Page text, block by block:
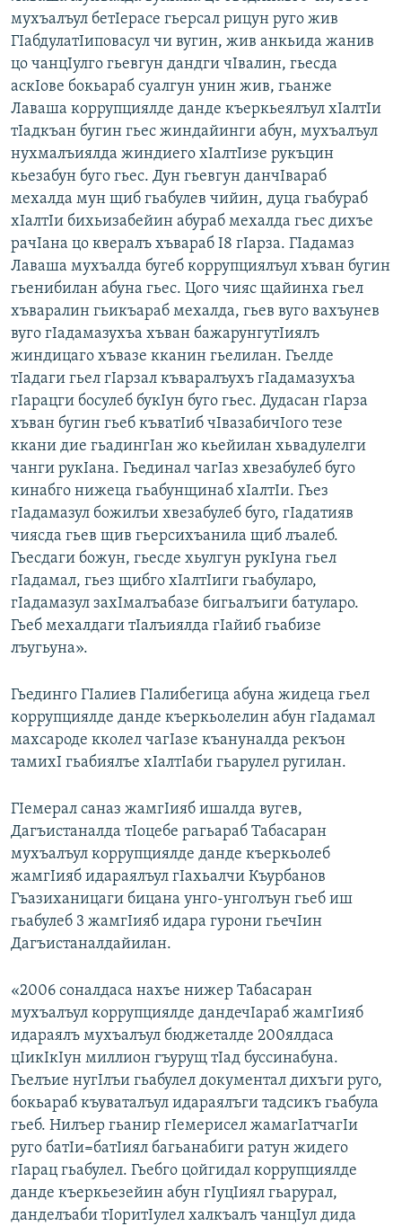
мухъалъул бетIерасе гьерсал рицун руго жив
ГIабдулатIиповасул чи вугин, жив анкьида жанив
цо чанцIулго гьевгун дандги чIвалин, гьесда
аскIове бокьараб суалгун унин жив, гьанже
Лаваша коррупциялде данде къеркьеялъул хIалтIи
тIадкъан бугин гьес жиндайинги абун, мухъалъул
нухмалъиялда жиндиего хIалтIизе рукъцин
кьезабун буго гьес. Дун гьевгун данчIвараб
мехалда мун щиб гьабулев чийин, дуца гьабураб
хIалтIи бихьизабейин абураб мехалда гьес дихъе
рачIана цо квералъ хъвараб I8 гIарза. ГIадамаз
Лаваша мухъалда бугеб коррупциялъул хъван бугин
гьенибилан абуна гьес. Цого чияс щайинха гьел
хъваралин гьикъараб мехалда, гьев вуго вахъунев
вуго гIадамазухъа хъван бажарунгутIиялъ
жиндицаго хъвазе кканин гьелилан. Гьелде
тIадаги гьел гIарзал къваралъухъ гIадамазухъа
гIарацги босулеб букIун буго гьес. Дудасан гIарза
хъван бугин гьеб къватIиб чIвазабичIого тезе
ккани дие гьадингIан жо кьейилан хьвадулелги
чанги рукIана. Гьединал чагIаз хвезабулеб буго
кинабго нижеца гьабунщинаб хIалтIи. Гьез
гIадамазул божилъи хвезабулеб буго, гIадатияв
чиясда гьев щив гьерсихъанила щиб лъалеб.
Гьесдаги божун, гьесде хьулгун рукIуна гьел
гIадамал, гьез щибго хIалтIиги гьабуларо,
гIадамазул захIмалъабазе бигьалъиги батуларо.
Гьеб мехалдаги тIалъиялда гIайиб гьабизе
лъугьуна».
Гьединго ГIалиев ГIалибегица абуна жидеца гьел
коррупциялде данде къеркьолелин абун гIадамал
махсароде кколел чагIазе къануналда рекъон
тамихI гьабиялъе хIалтIаби гьарулел ругилан.
ГIемерал саназ жамгIияб ишалда вугев,
Дагъистаналда тIоцебе рагьараб Табасаран
мухъалъул коррупциялде данде къеркьолеб
жамгIияб идараялъул гIахьалчи Къурбанов
Гъазиханицаги бицана унго-унголъун гьеб иш
гьабулеб 3 жамгIияб идара гурони гьечIин
Дагъистаналдайилан.
«2006 соналдаса нахъе нижер Табасаран
мухъалъул коррупциялде дандечIараб жамгIияб
идараялъ мухъалъул бюджеталде 200ялдаса
цIикIкIун миллион гъурущ тIад буссинабуна.
Гьелъие нугIлъи гьабулел документал дихъги руго,
бокьараб къуваталъул идараялъги тадсикъ гьабула
гьеб. Нилъер гьанир гIемерисел жамагIатчагIи
руго батIи=батIиял багьанабиги ратун жидего
гIарац гьабулел. Гьебго цойгидал коррупциялде
данде къеркьезейин абун гIуцIиял гьарурал,
данделъаби тIоритIулел халкъалъ чанцIул дида